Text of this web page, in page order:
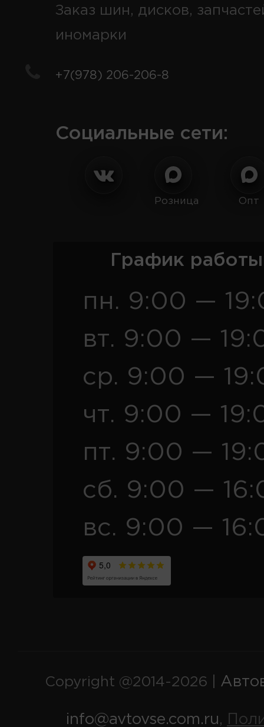
Заказ шин, дисков,
иномарки
+7(978) 206-206-8
Социальные сети:
Розница Опт
График
пн. 9:00 —
вт. 9:00 —
ср. 9:00 —
чт. 9:00 —
пт. 9:00 —
сб. 9:00 —
вс. 9:00 —
Copyright @2014-2026 |
info@avtovse.com.ru,